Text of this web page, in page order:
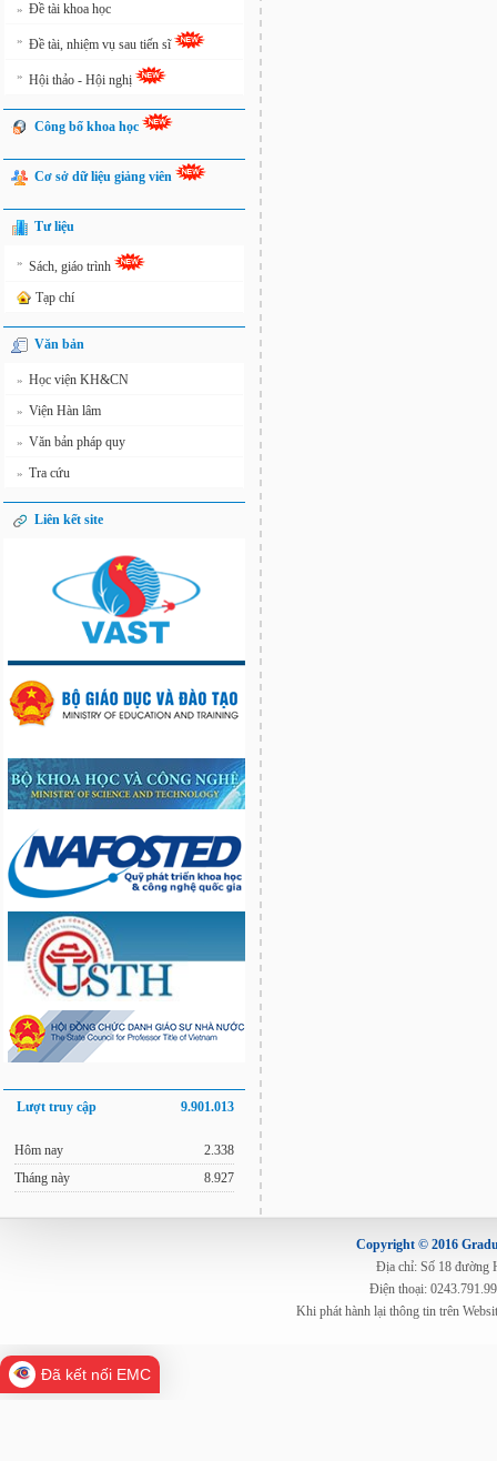
» Đề tài khoa học
» Đề tài, nhiệm vụ sau tiến sĩ
» Hội thảo - Hội nghị
Công bố khoa học
Cơ sở dữ liệu giảng viên
Tư liệu
» Sách, giáo trình
Tạp chí
Văn bản
» Học viện KH&CN
» Viện Hàn lâm
» Văn bản pháp quy
» Tra cứu
Liên kết site
Lượt truy cập 9.901.013
Hôm nay
Tháng này
2.338
8.927
Copyright © 2016
Địa chỉ: Số 18 đường
Điện thoại:
Khi phát hành lại thông tin trên
Đã kết nối EMC